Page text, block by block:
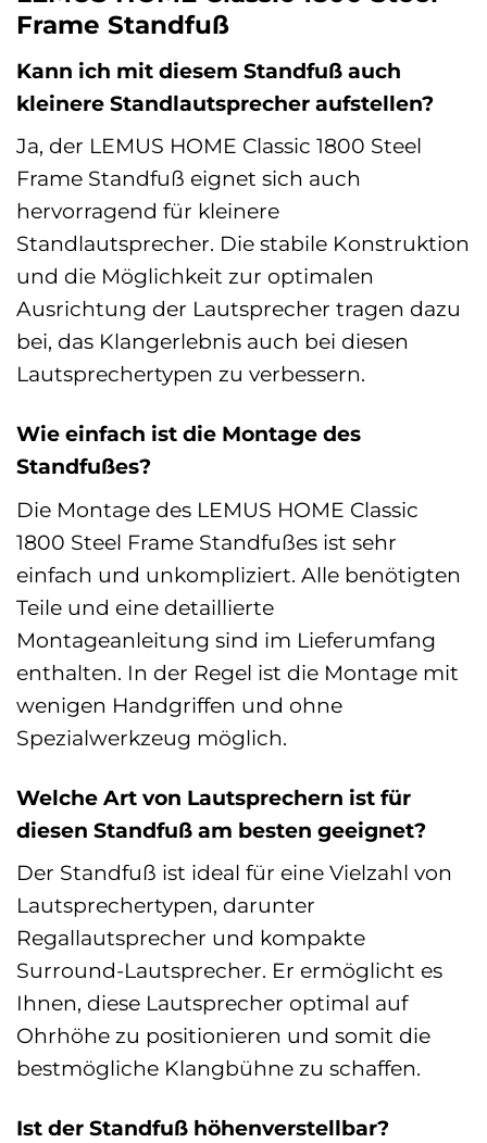
Frame Standfuß
Kann ich mit diesem Standfuß auch
kleinere Standlautsprecher aufstellen?
Ja, der LEMUS HOME Classic 1800 Steel
Frame Standfuß eignet sich auch
hervorragend für kleinere
Standlautsprecher. Die stabile Konstruktion
und die Möglichkeit zur optimalen
Ausrichtung der Lautsprecher tragen dazu
bei, das Klangerlebnis auch bei diesen
Lautsprechertypen zu verbessern.
Wie einfach ist die Montage des
Standfußes?
Die Montage des LEMUS HOME Classic
1800 Steel Frame Standfußes ist sehr
einfach und unkompliziert. Alle benötigten
Teile und eine detaillierte
Montageanleitung sind im Lieferumfang
enthalten. In der Regel ist die Montage mit
wenigen Handgriffen und ohne
Spezialwerkzeug möglich.
Welche Art von Lautsprechern ist für
diesen Standfuß am besten geeignet?
Der Standfuß ist ideal für eine Vielzahl von
Lautsprechertypen, darunter
Regallautsprecher und kompakte
Surround-Lautsprecher. Er ermöglicht es
Ihnen, diese Lautsprecher optimal auf
Ohrhöhe zu positionieren und somit die
bestmögliche Klangbühne zu schaffen.
Ist der Standfuß höhenverstellbar?